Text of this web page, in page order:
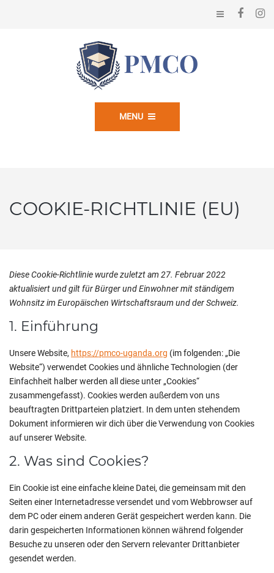
MENU
COOKIE-RICHTLINIE (EU)
Diese Cookie-Richtlinie wurde zuletzt am 27. Februar 2022
aktualisiert und gilt für Bürger und Einwohner mit ständigem
Wohnsitz im Europäischen Wirtschaftsraum und der Schweiz.
1. Einführung
Unsere Website, https://pmco-uganda.org (im folgenden: „Die
Website“) verwendet Cookies und ähnliche Technologien (der
Einfachheit halber werden all diese unter „Cookies“
zusammengefasst). Cookies werden außerdem von uns
beauftragten Drittparteien platziert. In dem unten stehendem
Dokument informieren wir dich über die Verwendung von Cookies
auf unserer Website.
2. Was sind Cookies?
Ein Cookie ist eine einfache kleine Datei, die gemeinsam mit den
Seiten einer Internetadresse versendet und vom Webbrowser auf
dem PC oder einem anderen Gerät gespeichert werden kann. Die
darin gespeicherten Informationen können während folgender
Besuche zu unseren oder den Servern relevanter Drittanbieter
gesendet werden.